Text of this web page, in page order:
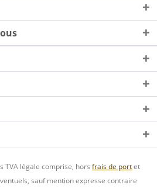
TVA légale comprise, hors frais de portet
sauf mention expresse contraire